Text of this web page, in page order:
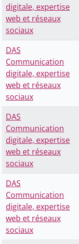
digitale, expertise
web et réseaux
sociaux
DAS
Communication
digitale, expertise
web et réseaux
sociaux
DAS
Communication
digitale, expertise
web et réseaux
sociaux
DAS
Communication
digitale, expertise
web et réseaux
sociaux